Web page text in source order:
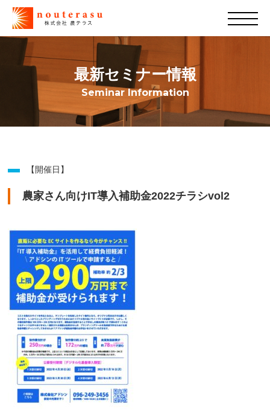
最新セミナー情報
Seminar Information
【開催日】
農家さん向けIT導入補助金2022チラシvol2